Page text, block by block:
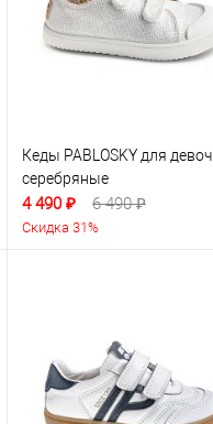
Кеды PABLOSKY для
серебряные
4 490 ₽ 6 490 ₽
Скидка 31%